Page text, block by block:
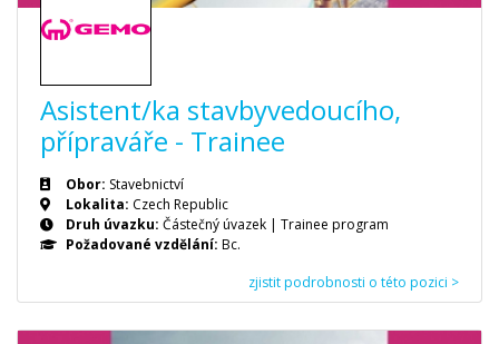
Asistent/ka stavbyvedoucího,
přípraváře - Trainee
Obor: Stavebnictví
Lokalita: Czech Republic
Druh úvazku: Částečný úvazek | Trainee program
Požadované vzdělání: Bc.
zjistit podrobnosti o této pozici >